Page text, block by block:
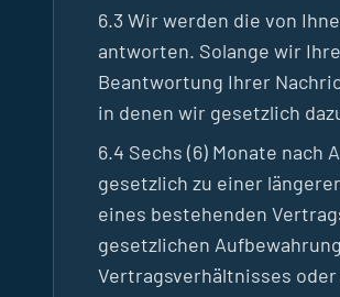
6.3 Wir werden die von
antworten. Solange wir
Beantwortung Ihrer
in denen wir gesetzlich
6.4 Sechs (6) Monate
gesetzlich zu einer
eines bestehenden
gesetzlichen
Vertragsverhältnisses